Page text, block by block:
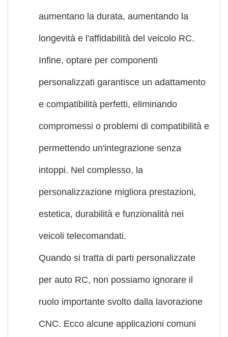
aumentano la durata, aumentando la
longevità e l'affidabilità del veicolo RC.
Infine, optare per componenti
personalizzati garantisce un adattamento
e compatibilità perfetti, eliminando
compromessi o problemi di compatibilità e
permettendo un'integrazione senza
intoppi. Nel complesso, la
personalizzazione migliora prestazioni,
estetica, durabilità e funzionalità nei
veicoli telecomandati.
Quando si tratta di parti personalizzate
per auto RC, non possiamo ignorare il
ruolo importante svolto dalla lavorazione
CNC. Ecco alcune applicazioni comuni